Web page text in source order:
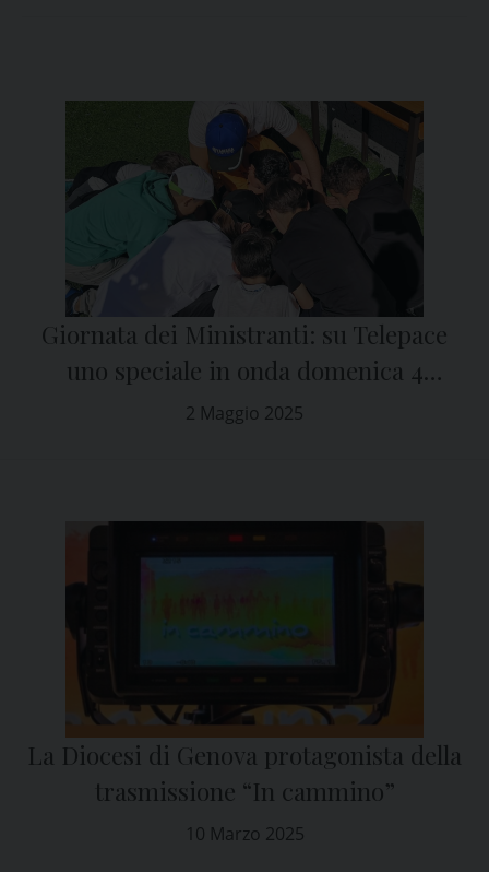
2 Maggio 2025
Giornata dei Ministranti: su Telepace
uno speciale in onda domenica 4
maggio
10 Marzo 2025
La Diocesi di Genova protagonista della
trasmissione “In cammino”